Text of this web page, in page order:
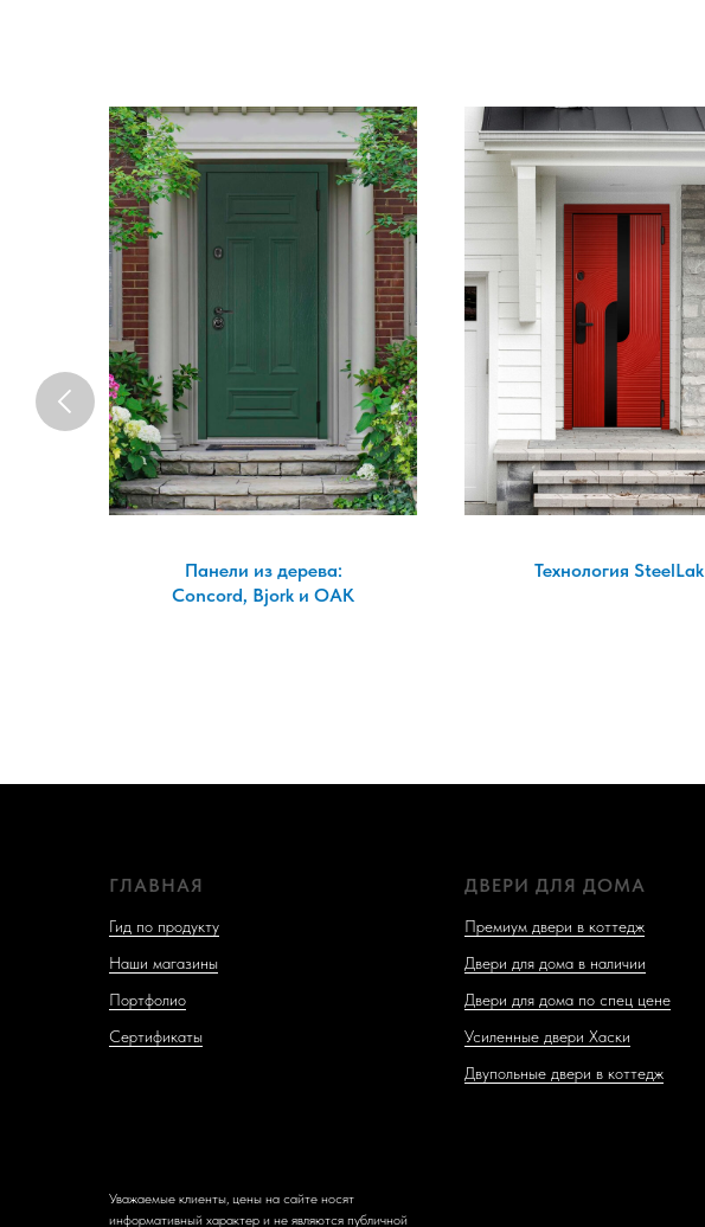
Панели из дерева:
Concord, Bjork и OAK
Технология SteelLak
ГЛАВНАЯ
Гид по продукту
Наши магазины
Портфолио
Сертификаты
ДВЕРИ ДЛЯ ДОМА
Премиум двери в коттедж
Двери для дома в наличии
Двери для дома по спец цене
Усиленные двери Хаски
Двупольные двери в коттедж
Уважаемые клиенты, цены на сайте носят
информативный характер и не являются публичной